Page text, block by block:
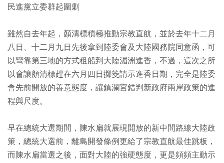
民進黨立委群起圍剿
雖然自去年起，顏清標積極推動宗教直航，並於去年十二月
八日、十二月九日先後拿到陸委會及大陸國務院同意函，可
以彎靠第三地的方式租船到大陸湄洲進香，不過，這次之所
以會讓顏清標趕在六月四日擲筊請示進香日期，完全是陸委
會先前開放的善意態度，讓鎮瀾宮錯判新政府兩岸政策的進
程與尺度。
早在總統大選期間，陳水扁就展現開放的新中間路線大陸政
策，總統大選前，離島開發條例更給了宗教直航最佳跳板，
而陳水扁當選之後，面對大陸的強硬態度，更是頻頻主動示